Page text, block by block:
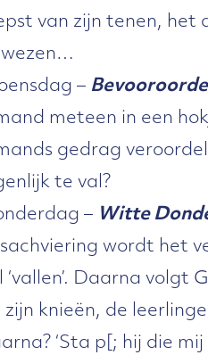
van zijn tenen, het
–
meteen in een
gedrag
te val?
– Witte
wordt het
‘vallen’. Daarna volgt
zijn knieën, de
‘Sta p[; hij die